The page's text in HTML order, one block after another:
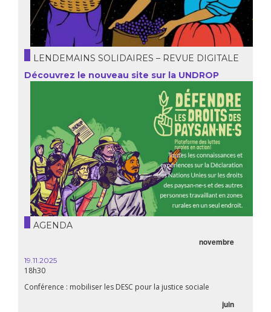
LENDEMAINS SOLIDAIRES – REVUE DIGITALE
Découvrez le nouveau site sur la UNDROP
AGENDA
novembre
19.11.2025
18h30
Conférence : mobiliser les DESC pour la justice sociale
juin